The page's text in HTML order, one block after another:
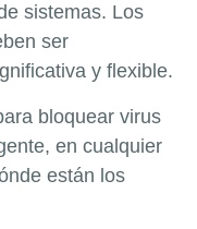
sistemas. Los
ser
y flexible.
bloquear virus
en cualquier
están los